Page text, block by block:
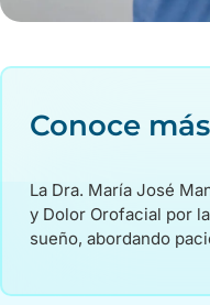
Conoce
La Dra. María José
y Dolor Orofacial por
sueño, abordando